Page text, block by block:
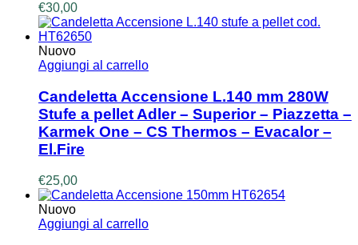
€30,00
Nuovo
Aggiungi al carrello
Candeletta Accensione L.140 mm 280W
Stufe a pellet Adler – Superior – Piazzetta –
Karmek One – CS Thermos – Evacalor –
El.Fire
€25,00
Nuovo
Aggiungi al carrello